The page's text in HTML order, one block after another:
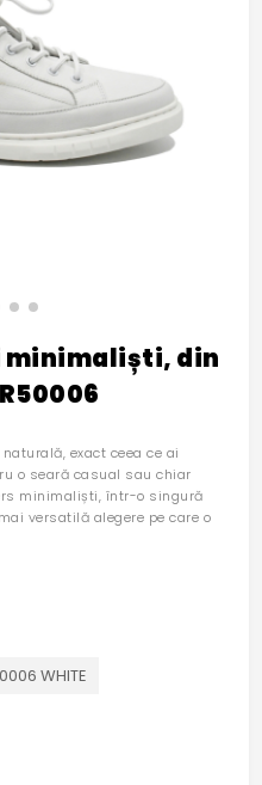
minimaliști, din
exact ceea ce ai
o seară casual sau chiar
minimaliști, într-o singură
versatilă alegere pe care o
WHITE